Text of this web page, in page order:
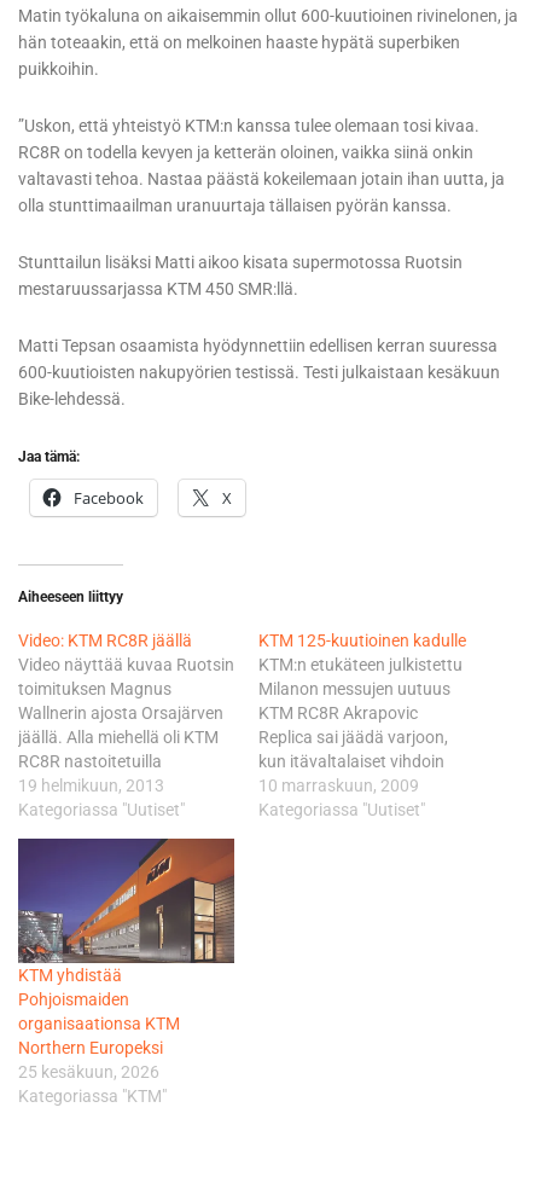
Matin työkaluna on aikaisemmin ollut 600-kuutioinen rivinelonen, ja
hän toteaakin, että on melkoinen haaste hypätä superbiken
puikkoihin.
”Uskon, että yhteistyö KTM:n kanssa tulee olemaan tosi kivaa.
RC8R on todella kevyen ja ketterän oloinen, vaikka siinä onkin
valtavasti tehoa. Nastaa päästä kokeilemaan jotain ihan uutta, ja
olla stunttimaailman uranuurtaja tällaisen pyörän kanssa.
Stunttailun lisäksi Matti aikoo kisata supermotossa Ruotsin
mestaruussarjassa KTM 450 SMR:llä.
Matti Tepsan osaamista hyödynnettiin edellisen kerran suuressa
600-kuutioisten nakupyörien testissä. Testi julkaistaan kesäkuun
Bike-lehdessä.
Jaa tämä:
Facebook X
Aiheeseen liittyy
Video: KTM RC8R jäällä
Video näyttää kuvaa Ruotsin
toimituksen Magnus
Wallnerin ajosta Orsajärven
jäällä. Alla miehellä oli KTM
RC8R nastoitetuilla
Continental TKC80 -
renkailla. Mies oli luokkansa
nopein, mutta oliko hän
maailman nopein? Sen
saatte lukea Biken
numerosta 5, joka ilmestyy
25.4.
19 helmikuun, 2013
Kategoriassa "Uutiset"
KTM 125-kuutioinen kadulle
KTM:n etukäteen julkistettu
Milanon messujen uutuus
KTM RC8R Akrapovic
Replica sai jäädä varjoon,
kun itävaltalaiset vihdoin
esittelivät jo pitkään tulolla
olleen 125-kuutioisen
10 marraskuun, 2009
Kategoriassa "Uutiset"
KTM yhdistää
Pohjoismaiden
organisaationsa KTM
Northern Europeksi
25 kesäkuun, 2026
Kategoriassa "KTM"